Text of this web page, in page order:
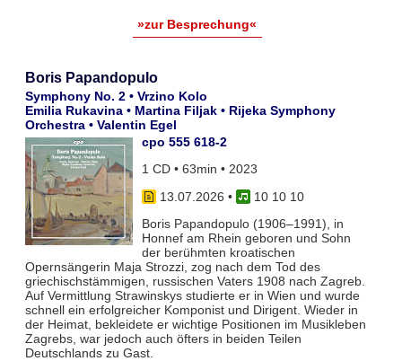
»zur Besprechung«
Boris Papandopulo
Symphony No. 2 • Vrzino Kolo
Emilia Rukavina • Martina Filjak • Rijeka Symphony
Orchestra • Valentin Egel
cpo 555 618-2
1 CD • 63min • 2023
13.07.2026 •
10 10 10
Boris Papandopulo (1906–1991), in
Honnef am Rhein geboren und Sohn
der berühmten kroatischen
Opernsängerin Maja Strozzi, zog nach dem Tod des
griechischstämmigen, russischen Vaters 1908 nach Zagreb.
Auf Vermittlung Strawinskys studierte er in Wien und wurde
schnell ein erfolgreicher Komponist und Dirigent. Wieder in
der Heimat, bekleidete er wichtige Positionen im Musikleben
Zagrebs, war jedoch auch öfters in beiden Teilen
Deutschlands zu Gast.